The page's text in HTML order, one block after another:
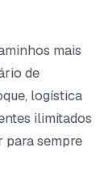
mais
de
logística
ilimitados
para sempre